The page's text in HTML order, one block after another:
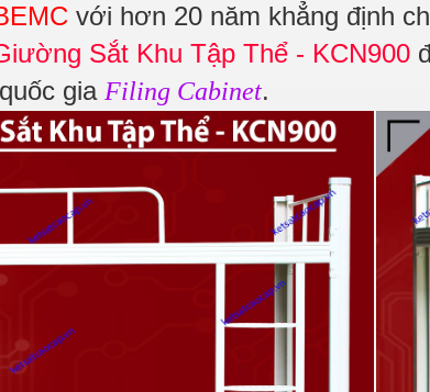
với hơn 20 năm khẳng định
Sắt Khu Tập Thể - KCN900
gia Filing Cabinet.